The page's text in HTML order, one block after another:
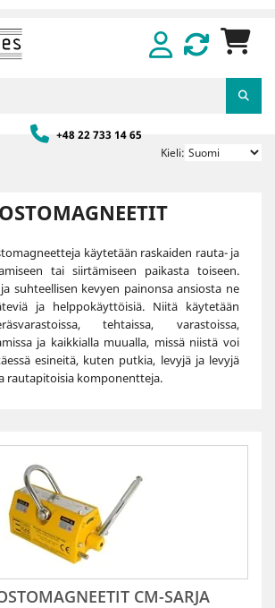
+48 22 733 14 65
Kieli:
käytetään raskaiden rauta- ja
tai siirtämiseen paikasta toiseen.
suhteellisen kevyen painonsa ansiosta ne
ja helppokäyttöisiä. Niitä käytetään
tehtaissa, varastoissa,
ja kaikkialla muualla, missä niistä voi
esineitä, kuten putkia, levyjä ja levyjä
rautapitoisia komponentteja.
CM-SARJA